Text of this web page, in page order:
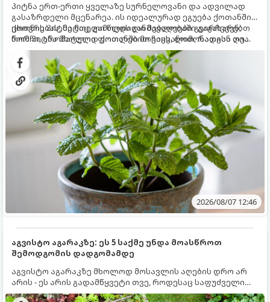
პიტნა ერთ-ერთი ყველაზე სურნელოვანი და ადვილად
გასაზრდელი მცენარეა. ის იდეალურად ეგუება ქოთანში
ცხოვრებას, მეტიც, გამოცდილი მებაღეები გვირჩევენ,
რომ პიტნა მხოლოდ ქოთანში მოვიყვანოთ, რადგან ღია
გრუნტში (ბაღში) დარგვისას ის ფესვებით ძალიან
სწრაფად ვრცელდება და სხვა მცენარეებს ავიწროებს.
ქოთნის პიტნა მთელი წლის განმავლობაში გაგახარებთ
ნორჩი, არომატული ფოთლებით ჩაის, ლიმონათისა თუ
კერძებისთვის.
2026/08/07 12:46
აგვისტო აგარაკზე: ეს 5 საქმე უნდა მოასწროთ
შემოდგომის დადგომამდე
აგვისტო აგარაკზე მხოლოდ მოსავლის აღების დრო არ
არის - ეს არის გადამწყვეტი თვე, როდესაც საფუძველი
ეყრება მომავალი წლის მოსავალს და ბაღი მზადდება